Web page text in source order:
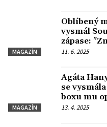
MAGAZÍN
Oblíbený
vysmál
zápase:
11. 6. 2025
MAGAZÍN
Agáta
se
boxu mu
13. 4. 2025